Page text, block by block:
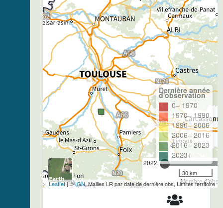
2022
Nombre
Dernière année
d'observation
0– 1970
1970– 1990
1990– 2006
2006– 2016
2016– 2023
2023+
30 km
Leaflet| ©IGN, Mailles LR par date de dernière obs, Limites territoire